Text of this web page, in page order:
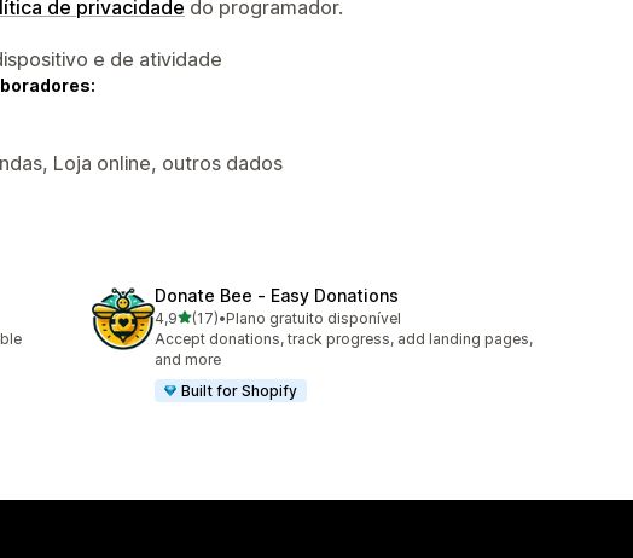
de privacidade do programador.
e de atividade
Loja online, outros dados
Donate Bee ‑ Easy Donations
4,9de 5 estrelas
(17)
17 total de avaliações
•Plano gratuito disponível
Accept donations, track progress, add landing pages,
and more
Built for Shopify